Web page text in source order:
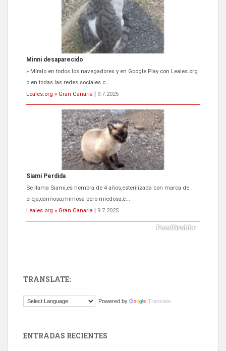
Minni desaparecido
» Míralo en todos los navegadores y en Google Play con Leales.org
o en todas las redes sociales c...
Leales.org » Gran Canaria
9.7.2025
Siami Perdida
Se llama Siami,es hembra de 4 años,esterilizada con marca de
oreja,cariñosa,mimosa pero miedosa,e...
Leales.org » Gran Canaria
9.7.2025
El ayuntamiento se va a llevar a Los Gatos callejeros de la zona los
TRANSLATE:
Powered by Translate
ENTRADAS RECIENTES